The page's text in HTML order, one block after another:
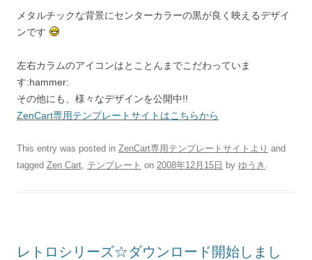
メタルチックな背景にセンターカラーの黒が良く映えるデザイ
ンです
左右カラムのアイコンはとことんまでこだわっていま
す:hammer:
その他にも、様々なデザインを公開中!!
ZenCart専用テンプレートサイトはこちらから
This entry was posted in ZenCart専用テンプレートサイトより and
tagged Zen Cart, テンプレート on 2008年12月15日 by ゆうき .
レトロシリーズ☆ダウンロード開始しまし